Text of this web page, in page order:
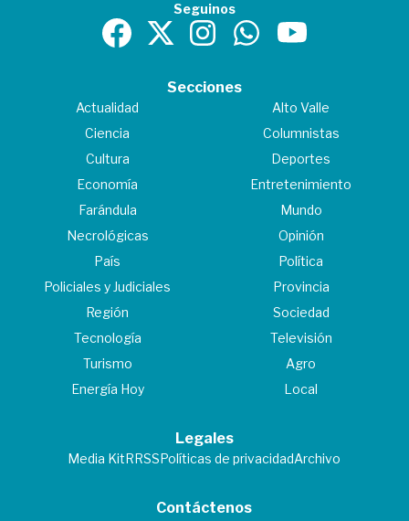
Seguinos
Secciones
Actualidad
Alto Valle
Ciencia
Columnistas
Cultura
Deportes
Economía
Entretenimiento
Farándula
Mundo
Necrológicas
Opinión
País
Política
Policiales y Judiciales
Provincia
Región
Sociedad
Tecnología
Televisión
Turismo
Agro
Energía Hoy
Local
Legales
Media KitRRSSPolíticas de privacidadArchivo
Contáctenos